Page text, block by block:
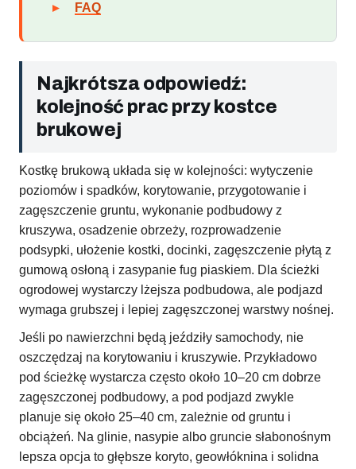
FAQ
Najkrótsza odpowiedź:
kolejność prac przy kostce
brukowej
Kostkę brukową układa się w kolejności: wytyczenie
poziomów i spadków, korytowanie, przygotowanie i
zagęszczenie gruntu, wykonanie podbudowy z
kruszywa, osadzenie obrzeży, rozprowadzenie
podsypki, ułożenie kostki, docinki, zagęszczenie płytą z
gumową osłoną i zasypanie fug piaskiem. Dla ścieżki
ogrodowej wystarczy lżejsza podbudowa, ale podjazd
wymaga grubszej i lepiej zagęszczonej warstwy nośnej.
Jeśli po nawierzchni będą jeździły samochody, nie
oszczędzaj na korytowaniu i kruszywie. Przykładowo
pod ścieżkę wystarcza często około 10–20 cm dobrze
zagęszczonej podbudowy, a pod podjazd zwykle
planuje się około 25–40 cm, zależnie od gruntu i
obciążeń. Na glinie, nasypie albo gruncie słabonośnym
lepsza opcja to głębsze koryto, geowłóknina i solidna